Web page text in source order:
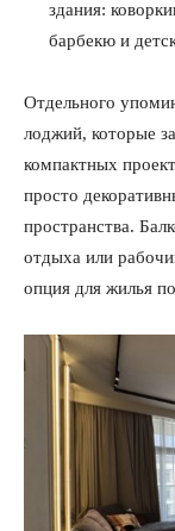
здания:
барбекю и
Отдельного
лоджий, которые
компактных
просто
пространства.
отдыха или
опция для жилья